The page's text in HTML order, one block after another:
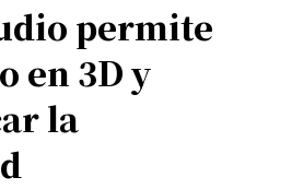
permite
en 3D y
la